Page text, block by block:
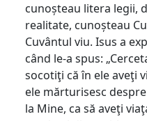
cunoșteau litera legii,
realitate, cunoșteau
Cuvântul viu. Isus a
când le-a spus:
socotiţi că în ele aveţi
ele mărturisesc
la Mine, ca să aveţi